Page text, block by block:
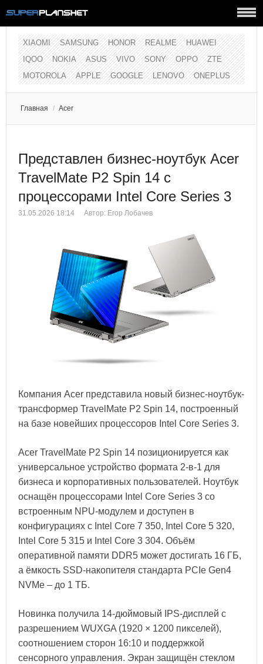
XIAOMI SAMSUNG HONOR REALME
HUAWEI
IQOO
NOKIA ASUS VIVO SONY OPPO
ZTE
MOTOROLA
APPLE GOOGLE LENOVO ONEPLUS
Главная / Acer
Представлен бизнес-ноутбук Acer
TravelMate P2 Spin 14 с
процессорами Intel Core Series 3
31.05.2026 18:14 Автор: Егор Лобачев
Компания Acer представила новый бизнес-ноутбук-
трансформер TravelMate P2 Spin 14, построенный
на базе новейших процессоров Intel Core Series 3.
Acer TravelMate P2 Spin 14 позиционируется как
универсальное устройство формата 2-в-1 для
бизнеса и корпоративных пользователей. Ноутбук
оснащён процессорами Intel Core Series 3 со
встроенным NPU-модулем и доступен в
конфигурациях с Intel Core 7 350, Intel Core 5 320,
Intel Core 5 315 и Intel Core 3 304. Объём
оперативной памяти DDR5 может достигать 16 ГБ,
а ёмкость SSD-накопителя стандарта PCIe Gen4
NVMe – до 1 ТБ.
Новинка получила 14-дюймовый IPS-дисплей с
разрешением WUXGA (1920 × 1200 пикселей),
соотношением сторон 16:10 и поддержкой
сенсорного управления. Экран защищён стеклом